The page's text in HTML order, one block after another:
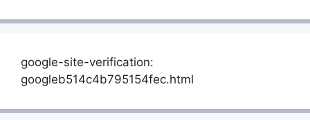
google-site-verification:
googleb514c4b795154fec.html